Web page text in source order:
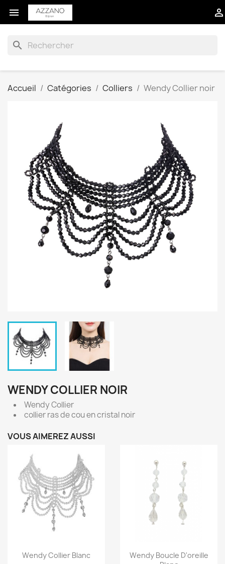
 
search
Accueil Catégories Colliers Wendy Collier noir
WENDY COLLIER NOIR
Wendy Collier
collier ras de cou en cristal noir
VOUS AIMEREZ AUSSI
Wendy Collier Blanc
Wendy Boucle D'oreille